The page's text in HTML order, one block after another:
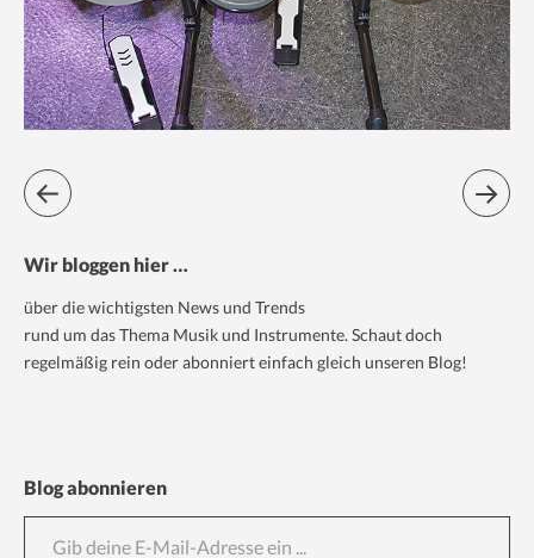
Wir bloggen hier …
über die wichtigsten News und Trends
rund um das Thema Musik und Instrumente. Schaut doch
regelmäßig rein oder abonniert einfach gleich unseren Blog!
Blog abonnieren
Gib deine E-Mail-Adresse ein ...